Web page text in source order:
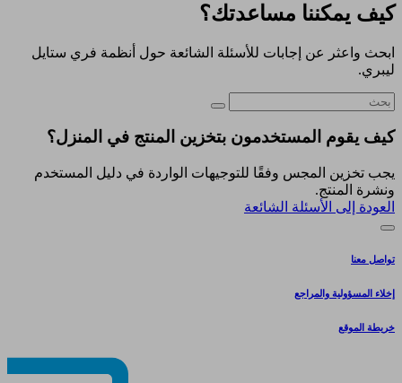
كيف يمكننا مساعدتك؟
ابحث واعثر عن إجابات للأسئلة الشائعة حول أنظمة فري ستايل
ليبري.
كيف يقوم المستخدمون بتخزين المنتج في المنزل؟
يجب تخزين المجس وفقًا للتوجيهات الواردة في دليل المستخدم
ونشرة المنتج.
العودة إلى الأسئلة الشائعة
تواصل معنا
إخلاء المسؤولية والمراجع
خريطة الموقع